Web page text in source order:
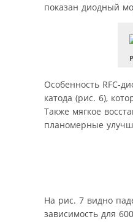
показан диодный
Особенность RFC-
катода (рис. 6),
Также мягкое
планомерные
На рис. 7 видно
зависимость для